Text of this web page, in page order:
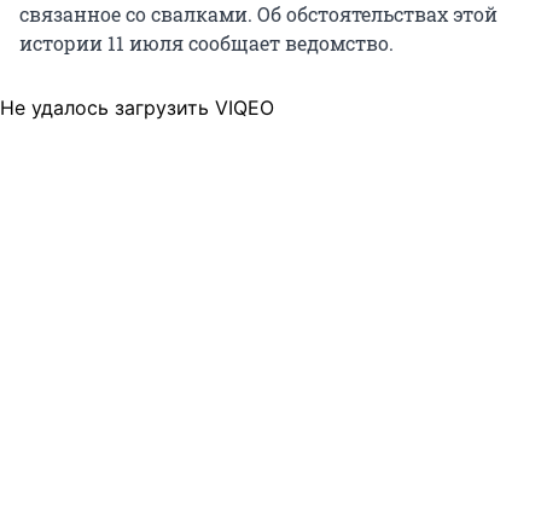
связанное со свалками. Об обстоятельствах этой
истории 11 июля сообщает ведомство.
Не удалось загрузить VIQEO